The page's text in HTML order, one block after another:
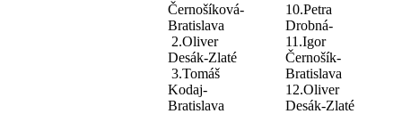
Černošíková-
Bratislava
2.Oliver
Desák-Zlaté
3.Tomáš
Kodaj-
Bratislava
10.Petra
Drobná-
11.Igor
Černošík-
Bratislava
12.Oliver
Desák-Zlaté